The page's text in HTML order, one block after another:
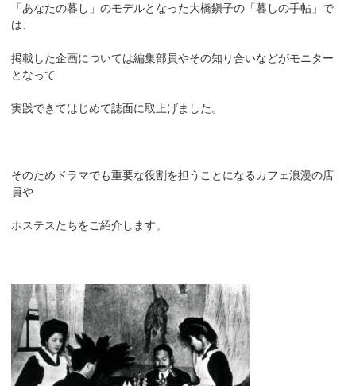
「あなたの暮し」のモデルとなった大橋鎭子の「暮しの手帖」で
は、
掲載した企画については編集部員やその知り合いなどがモニター
となって
実践できてはじめて誌面に取上げました。
そのためドラマでも重要な役割を担うことになるカフェ浪漫の店
員や
ホステスたちをご紹介します。